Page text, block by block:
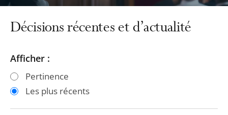
Décisions récentes et d’actualité
Passer
les
filtres
Passer
les
filtres
Afficher :
Pertinence
Les plus récents